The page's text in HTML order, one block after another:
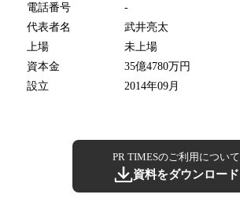
電話番号
-
代表者名
武井亮太
上場
未上場
資本金
35億4780万円
設立
2014年09月
PR TIMESのご利用について
資料をダウンロード